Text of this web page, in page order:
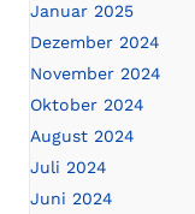
Januar 2025
Dezember 2024
November 2024
Oktober 2024
August 2024
Juli 2024
Juni 2024